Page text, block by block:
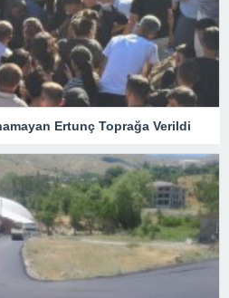
Ertunç Toprağa Verildi